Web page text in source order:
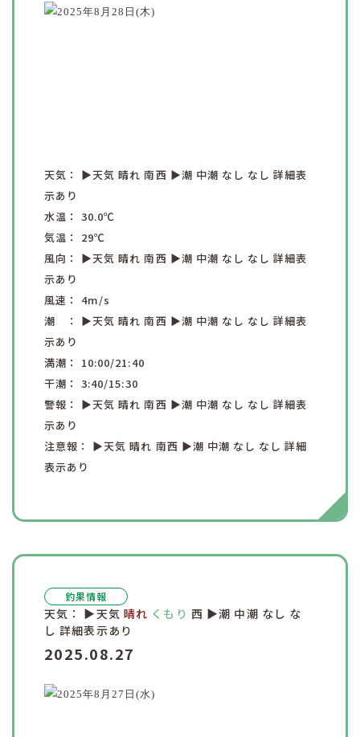
天気： ▶︎天気晴れ南西 ▶︎潮 中潮 なし なし詳細表
示あり
水温：30.0℃
気温： 29℃
風向： ▶︎天気晴れ南西 ▶︎潮 中潮 なし なし詳細表
示あり
風速： 4m/s
潮 ： ▶︎天気晴れ南西 ▶︎潮 中潮 なし なし詳細表
示あり
満潮： 10:00/21:40
干潮：3:40/15:30
警報： ▶︎天気晴れ南西 ▶︎潮 中潮 なし なし詳細表
示あり
注意報： ▶︎天気晴れ 南西 ▶︎潮 中潮 なし なし詳細
表示あり
釣果情報
天気： ▶︎天気 晴れ くもり 西 ▶︎潮 中潮 なし な
し 詳細表示あり
2025.08.27